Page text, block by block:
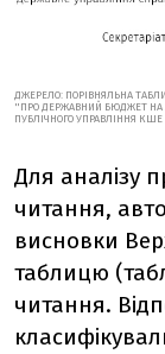
ДЖЕРЕЛО: ПОРІВНЯЛЬНА
"ПРО ДЕРЖАВНИЙ БЮДЖЕТ НА
ПУБЛІЧНОГО УПРАВЛІННЯ КШЕ
Для аналізу
читання,
висновки
таблицю
читання.